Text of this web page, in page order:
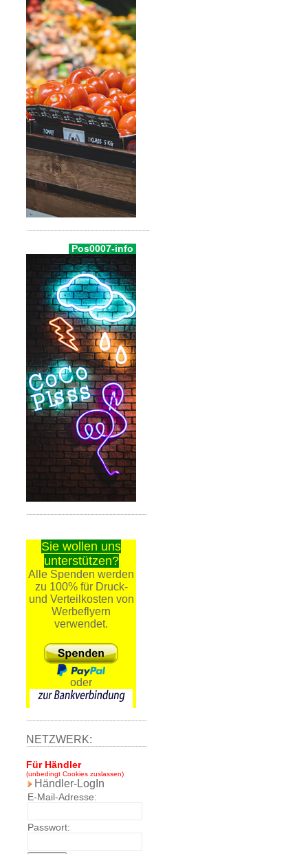
Pos0007-info
Sie wollen uns
unterstützen?
Alle Spenden werden
zu 100% für Druck-
und Verteilkosten von
Werbeflyern
verwendet.
oder
NETZWERK:
Für Händler
(unbedingt Cookies zuslassen)
Händler-LogIn
E-Mail-Adresse:
Passwort: